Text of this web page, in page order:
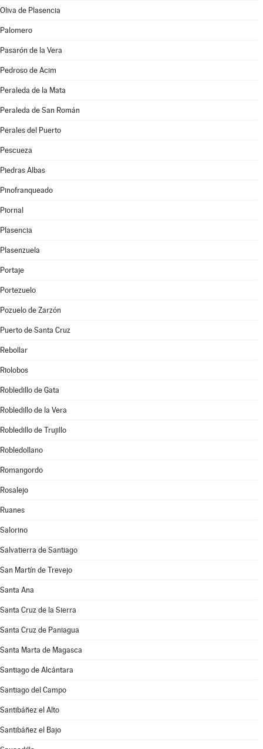
Oliva de Plasencia
Palomero
Pasarón de la Vera
Pedroso de Acim
Peraleda de la Mata
Peraleda de San Román
Perales del Puerto
Pescueza
Piedras Albas
Pinofranqueado
Piornal
Plasencia
Plasenzuela
Portaje
Portezuelo
Pozuelo de Zarzón
Puerto de Santa Cruz
Rebollar
Riolobos
Robledillo de Gata
Robledillo de la Vera
Robledillo de Trujillo
Robledollano
Romangordo
Rosalejo
Ruanes
Salorino
Salvatierra de Santiago
San Martín de Trevejo
Santa Ana
Santa Cruz de la Sierra
Santa Cruz de Paniagua
Santa Marta de Magasca
Santiago de Alcántara
Santiago del Campo
Santibáñez el Alto
Santibáñez el Bajo